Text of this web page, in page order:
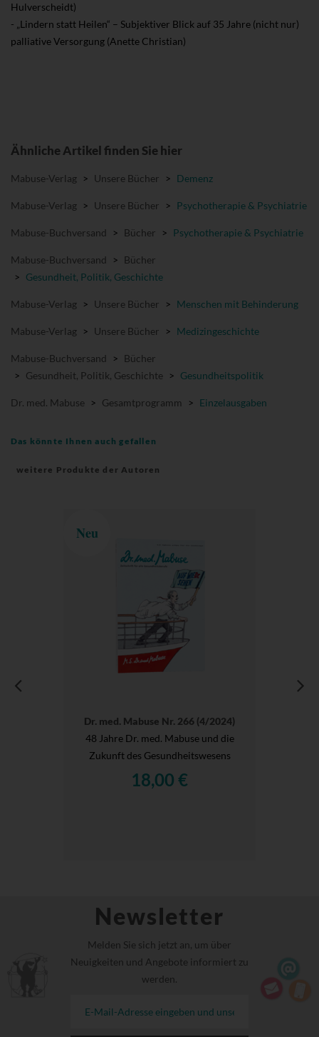
Hulverscheidt)
- „Lindern statt Heilen“ – Subjektiver Blick auf 35 Jahre (nicht nur)
palliative Versorgung (Anette Christian)
Ähnliche Artikel finden Sie hier
Mabuse-Verlag > Unsere Bücher > Demenz
Mabuse-Verlag > Unsere Bücher > Psychotherapie & Psychiatrie
Mabuse-Buchversand > Bücher > Psychotherapie & Psychiatrie
Mabuse-Buchversand > Bücher
> Gesundheit, Politik, Geschichte
Mabuse-Verlag > Unsere Bücher > Menschen mit Behinderung
Mabuse-Verlag > Unsere Bücher > Medizingeschichte
Mabuse-Buchversand > Bücher
> Gesundheit, Politik, Geschichte > Gesundheitspolitik
Dr. med. Mabuse > Gesamtprogramm > Einzelausgaben
Das könnte Ihnen auch gefallen
weitere Produkte der Autoren
Neu
Dr. med. Mabuse Nr. 266 (4/2024)
48 Jahre Dr. med. Mabuse und die
Zukunft des Gesundheitswesens
18,00 €
Newsletter
Melden Sie sich jetzt an, um über
Neuigkeiten und Angebote informiert zu
werden.